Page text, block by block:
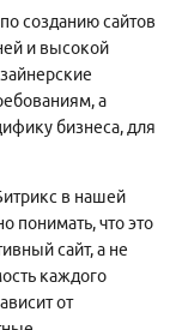
для
Наши
интернет-
порталы,
решать
клиентов
созданию сайтов
и высокой
а
бизнеса, для
в нашей
понимать, что это
сайт, а не
каждого
от